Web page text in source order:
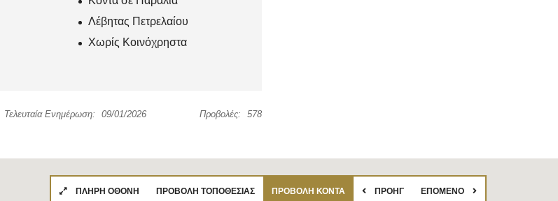
Λέβητας Πετρελαίου
Χωρίς Κοινόχρηστα
Τελευταία Ενημέρωση: 09/01/2026 Προβολές: 578
ΠΛΉΡΗ ΟΘΌΝΗ ΠΡΟΒΟΛΉ ΤΟΠΟΘΕΣΊΑΣ ΠΡΟΒΟΛΉ ΚΟΝΤΆ ΠΡΟΗΓ ΕΠΌΜΕΝΟ